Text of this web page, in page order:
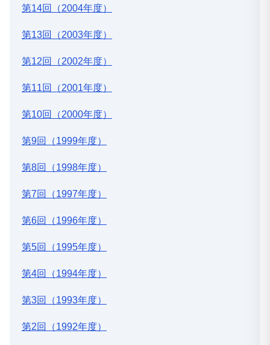
第14回（2004年度）
第13回（2003年度）
第12回（2002年度）
第11回（2001年度）
第10回（2000年度）
第9回（1999年度）
第8回（1998年度）
第7回（1997年度）
第6回（1996年度）
第5回（1995年度）
第4回（1994年度）
第3回（1993年度）
第2回（1992年度）